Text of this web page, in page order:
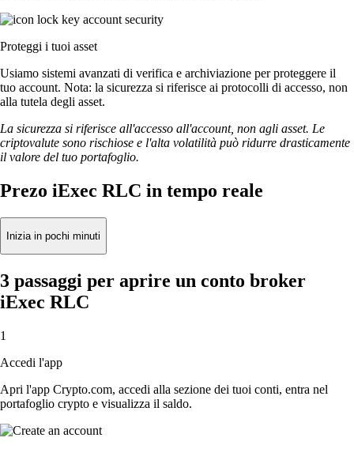
Proteggi i tuoi asset
Usiamo sistemi avanzati di verifica e archiviazione per proteggere il
tuo account. Nota: la sicurezza si riferisce ai protocolli di accesso, non
alla tutela degli asset.
La sicurezza si riferisce all'accesso all'account, non agli asset. Le
criptovalute sono rischiose e l'alta volatilità può ridurre drasticamente
il valore del tuo portafoglio.
Prezo iExec RLC in tempo reale
Inizia in pochi minuti
3 passaggi per aprire un conto broker
iExec RLC
1
Accedi l'app
Apri l'app Crypto.com, accedi alla sezione dei tuoi conti, entra nel
portafoglio crypto e visualizza il saldo.